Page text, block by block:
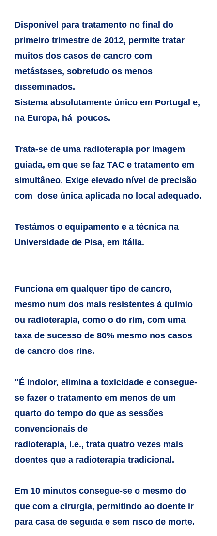
Disponível para tratamento no final do
primeiro trimestre de 2012, permite tratar
muitos dos casos de cancro com
metástases, sobretudo os menos
disseminados.
Sistema absolutamente único em Portugal e,
na Europa, há poucos.
Trata-se de uma radioterapia por imagem
guiada, em que se faz TAC e tratamento em
simultâneo. Exige elevado nível de precisão
com dose única aplicada no local adequado.
Testámos o equipamento e a técnica na
Universidade de Pisa, em Itália.
Funciona em qualquer tipo de cancro,
mesmo num dos mais resistentes à quimio
ou radioterapia, como o do rim, com uma
taxa de sucesso de 80% mesmo nos casos
de cancro dos rins.
"É indolor, elimina a toxicidade e consegue-
se fazer o tratamento em menos de um
quarto do tempo do que as sessões
convencionais de
radioterapia, i.e., trata quatro vezes mais
doentes que a radioterapia tradicional.
Em 10 minutos consegue-se o mesmo do
que com a cirurgia, permitindo ao doente ir
para casa de seguida e sem risco de morte.